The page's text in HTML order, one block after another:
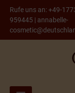
Rufe uns an:+49-
959445 | annabelle-